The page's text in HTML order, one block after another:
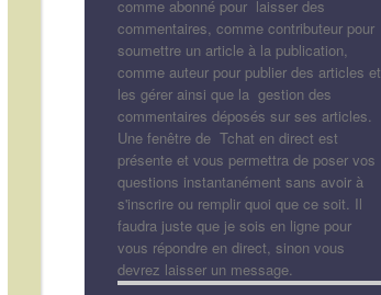
comme abonné pour laisser des
commentaires, comme contributeur pour
soumettre un article à la publication,
comme auteur pour publier des articles et
les gérer ainsi que la gestion des
commentaires déposés sur ses articles.
Une fenêtre de Tchat en direct est
présente et vous permettra de poser vos
questions instantanément sans avoir à
s'inscrire ou remplir quoi que ce soit. Il
faudra juste que je sois en ligne pour
vous répondre en direct, sinon vous
devrez laisser un message.